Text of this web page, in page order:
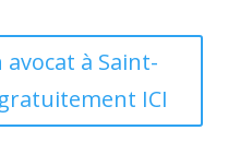
avocat à Saint-
ICI